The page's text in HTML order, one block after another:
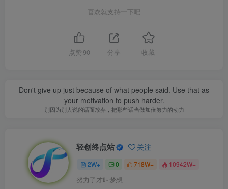
喜欢就支持一下吧
点赞 90 分享 收藏
Don't give up just because of what people said. Use that as
your motivation to push harder.
别因为别人说的话而放弃，把那些话当做加倍努力的动力
轻创终点站 关注
2W+ 0 718W+ 10942W+
努力了才叫梦想